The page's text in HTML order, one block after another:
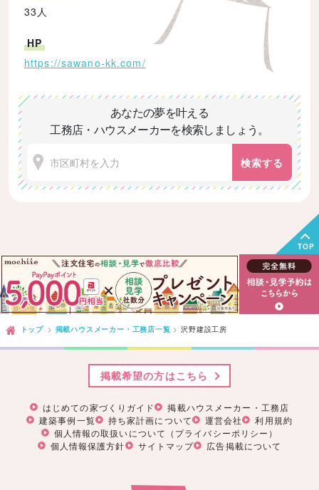
33人
HP
https://sawano-kk.com/
あなたの夢を叶える
工務店・ハウスメーカーを検索しましょう。
検索する
TOP
トップ 掲載ハウスメーカー・工務店一覧 沢野建設工房
はじめての家づくりガイド
掲載ハウスメーカー・工務店
建築事例一覧
持ち家計画について 運営会社
利用規約
個人情報の取扱いについて（プライバシーポリシー）
個人情報保護方針
サイトマップ 広告掲載について
掲載希望の方はこちら